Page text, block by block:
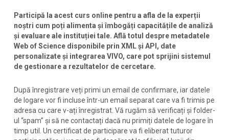
Participă la acest curs online pentru a afla de la experții
noștri cum poți alimenta și îmbogăți capacitățile de analiză
și evaluare ale instituției tale. Află totul despre metadatele
Web of Science disponibile prin XML și API, date
personalizate și integrarea VIVO, care pot sprijini sistemul
de gestionare a rezultatelor de cercetare.
După înregistrare veți primi un email de confirmare, iar datele
de logare vor fi incluse într-un email separat care va fi trimis pe
adresa cu care v-ați înregistrat. Vă rugăm să verificați și folder-
ul “spam” și să ne contactați dacă nu primiți datele de logare în
timp util. Un certificat de participare va fi eliberat tuturor